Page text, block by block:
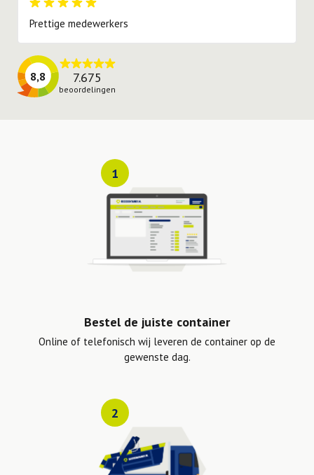
Prettige medewerkers
8,8 7.675
beoordelingen
1
Bestel de juiste container
Online of telefonisch wij leveren de container op de
gewenste dag.
2